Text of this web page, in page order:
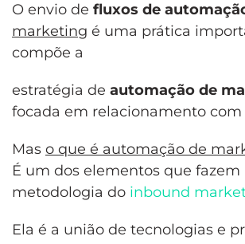
O envio de fluxos de
marketing é uma prática
compõe a
estratégia de automação de
focada em relacionamento com
Mas o que é automação de
É um dos elementos que fazem
metodologia do inbound
Ela é a união de tecnologias e